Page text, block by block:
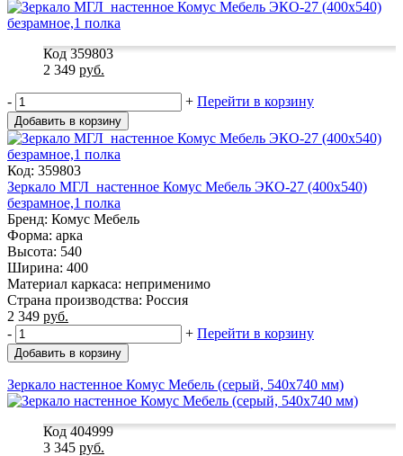
Код 359803
2 349 руб.
- + Перейти в корзину
Добавить в корзину
Код: 359803
Зеркало МГЛ_настенное Комус Мебель ЭКО-27 (400x540)
безрамное,1 полка
Бренд: Комус Мебель
Форма: арка
Высота: 540
Ширина: 400
Материал каркаса: неприменимо
Страна производства: Россия
2 349 руб.
-
+ Перейти в корзину
Добавить в корзину
Зеркало настенное Комус Мебель (серый, 540х740 мм)
Код 404999
3 345 руб.